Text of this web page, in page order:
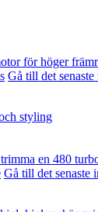
för höger
Gå till det senaste
styling
en 480
Gå till det senaste